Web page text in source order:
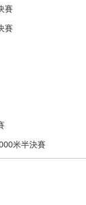
賽
賽
米半決賽